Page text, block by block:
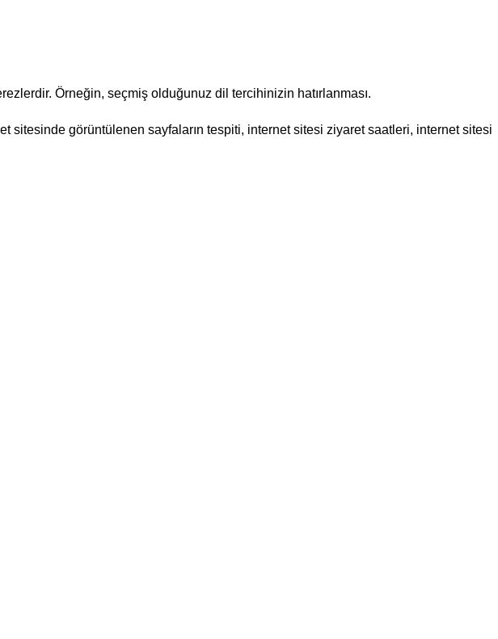
Örneğin, seçmiş olduğunuz dil tercihinizin hatırlanması.
görüntülenen sayfaların tespiti, internet sitesi ziyaret saatleri, internet sitesi